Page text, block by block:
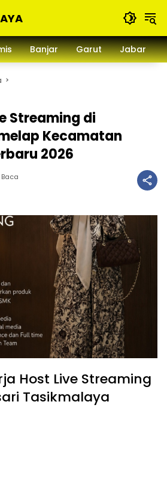
Banjar Garut Jabar
Streaming di
Kecamatan
2026
Host Live Streaming
Tasikmalaya